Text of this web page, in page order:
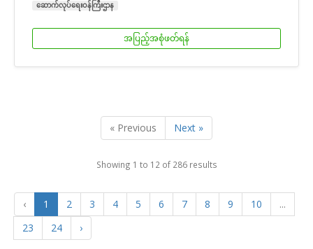
ဆောက်လုပ်ရေးဝန်ကြီးဌာန
အပြည့်အစုံဖတ်ရန်
« Previous Next »
Showing 1 to 12 of 286results
‹ 1 2 3 4 5 6 7 8 9 10
...
23
24 ›